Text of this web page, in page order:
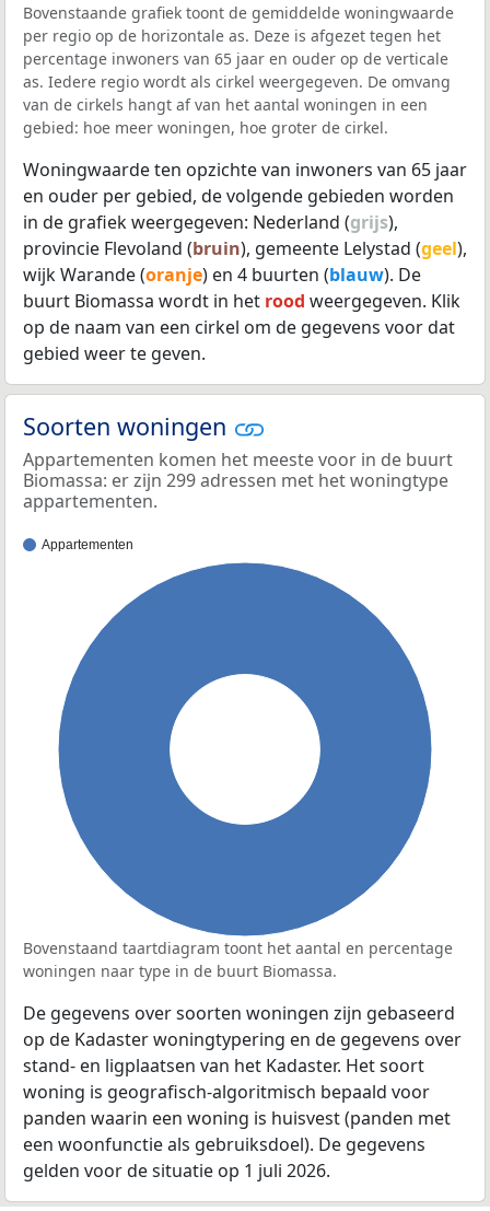
Bovenstaande grafiek toont de gemiddelde woningwaarde
per regio op de horizontale as. Deze is afgezet tegen het
percentage inwoners van 65 jaar en ouder op de verticale
as. Iedere regio wordt als cirkel weergegeven. De omvang
van de cirkels hangt af van het aantal woningen in een
gebied: hoe meer woningen, hoe groter de cirkel.
Woningwaarde ten opzichte van inwoners van 65 jaar
en ouder per gebied, de volgende gebieden worden
in de grafiek weergegeven: Nederland (grijs),
provincie Flevoland (bruin), gemeente Lelystad (geel),
wijk Warande (oranje) en 4 buurten (blauw). De
buurt Biomassa wordt in het rood weergegeven. Klik
op de naam van een cirkel om de gegevens voor dat
gebied weer te geven.
Soorten woningen
Appartementen komen het meeste voor in de buurt
Biomassa: er zijn 299 adressen met het woningtype
appartementen.
Appartementen
Bovenstaand taartdiagram toont het aantal en percentage
woningen naar type in de buurt Biomassa.
De gegevens over soorten woningen zijn gebaseerd
op de Kadaster woningtypering en de gegevens over
stand- en ligplaatsen van het Kadaster. Het soort
woning is geografisch-algoritmisch bepaald voor
panden waarin een woning is huisvest (panden met
een woonfunctie als gebruiksdoel). De gegevens
gelden voor de situatie op 1 juli 2026.